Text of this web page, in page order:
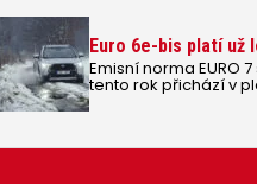
Euro 6e-bis platí už
Emisní norma EURO
tento rok přichází v
norma, která